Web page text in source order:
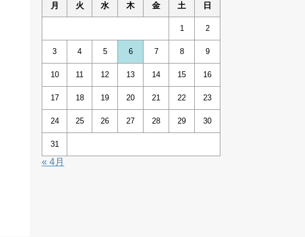
月 火 水 木 金 土 日
1 2
3 4 5 6 7 8 9
10 11 12 13 14 15 16
17 18 19 20 21 22 23
24 25 26 27 28 29 30
31
« 4月